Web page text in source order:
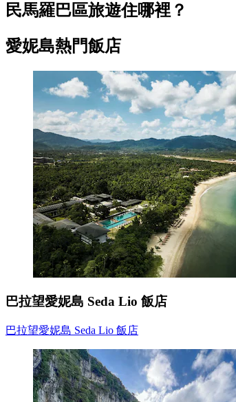
民馬羅巴區旅遊住哪裡？
愛妮島熱門飯店
巴拉望愛妮島 Seda Lio 飯店
巴拉望愛妮島 Seda Lio 飯店